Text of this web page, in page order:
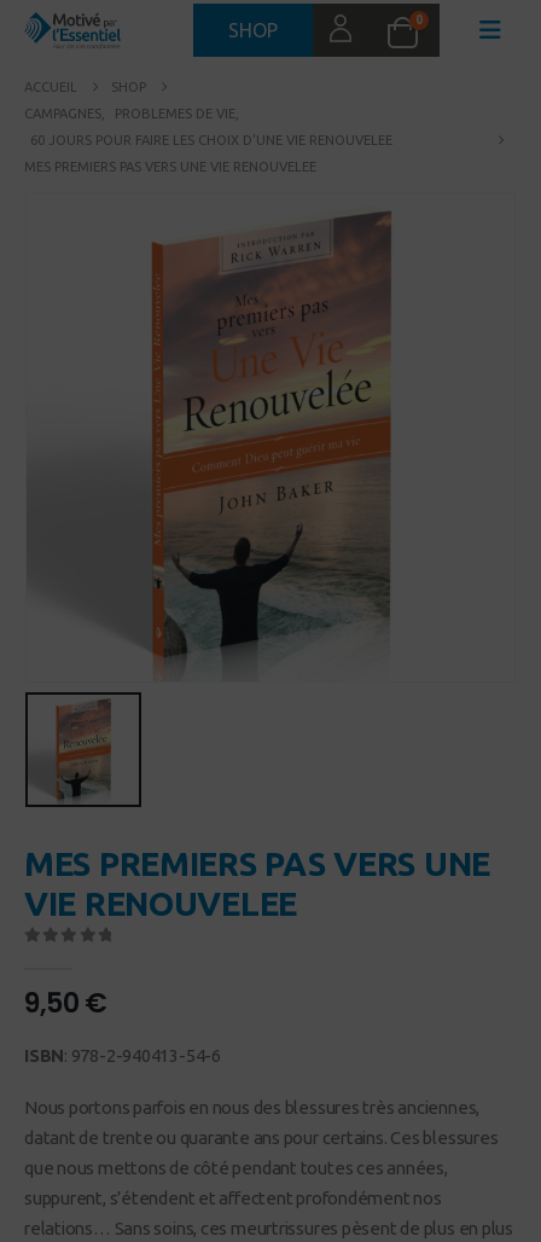
SHOP 0
ACCUEIL
SHOP
CAMPAGNES
PROBLEMES DE VIE
60 JOURS POUR FAIRE LES CHOIX D'UNE VIE RENOUVELEE
MES PREMIERS PAS VERS UNE VIE RENOUVELEE
MES PREMIERS PAS VERS UNE
VIE RENOUVELEE
9,50€
ISBN: 978-2-940413-54-6
Nous portons parfois en nous des blessures très anciennes,
datant de trente ou quarante ans pour certains. Ces blessures
que nous mettons de côté pendant toutes ces années,
suppurent, s’étendent et affectent profondément nos
relations… Sans soins, ces meurtrissures pèsent de plus en plus